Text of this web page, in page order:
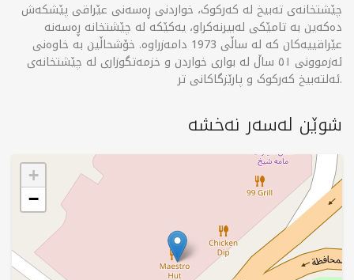
چێشتخانەی تەبیخ لە کەرکوک، خواردنی ڕەسەنی عێراقی پێشکەش
دەکەین بە تامێکی لەبیرنەکراو، یەکێکە لە چێشتخانە ڕەسەنە
عێراقییەکان کە لە ساڵی 1973 دامەزراوە. خۆشحاڵین بە خاوەنی
ئەزموونی ٥١ ساڵ لە بواری خواردن و خزمەتگوزاری لە چێشتخانەی
ئەلتەبیخ کەرکوک و پارێزگاکانی تر.
شوێن لەسەر نەخشە
+
−